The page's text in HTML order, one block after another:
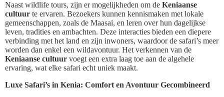
Naast wildlife tours, zijn er mogelijkheden om de Keniaanse
cultuur te ervaren. Bezoekers kunnen kennismaken met lokale
gemeenschappen, zoals de Maasai, en leren over hun dagelijkse
leven, tradities en ambachten. Deze interacties bieden een diepere
verbinding met het land en zijn inwoners, waardoor de safari’s meer
worden dan enkel een wildavontuur. Het verkennen van de
Keniaanse cultuur voegt een extra laag toe aan de algehele
ervaring, wat elke safari echt uniek maakt.
Luxe Safari’s in Kenia: Comfort en Avontuur Gecombineerd